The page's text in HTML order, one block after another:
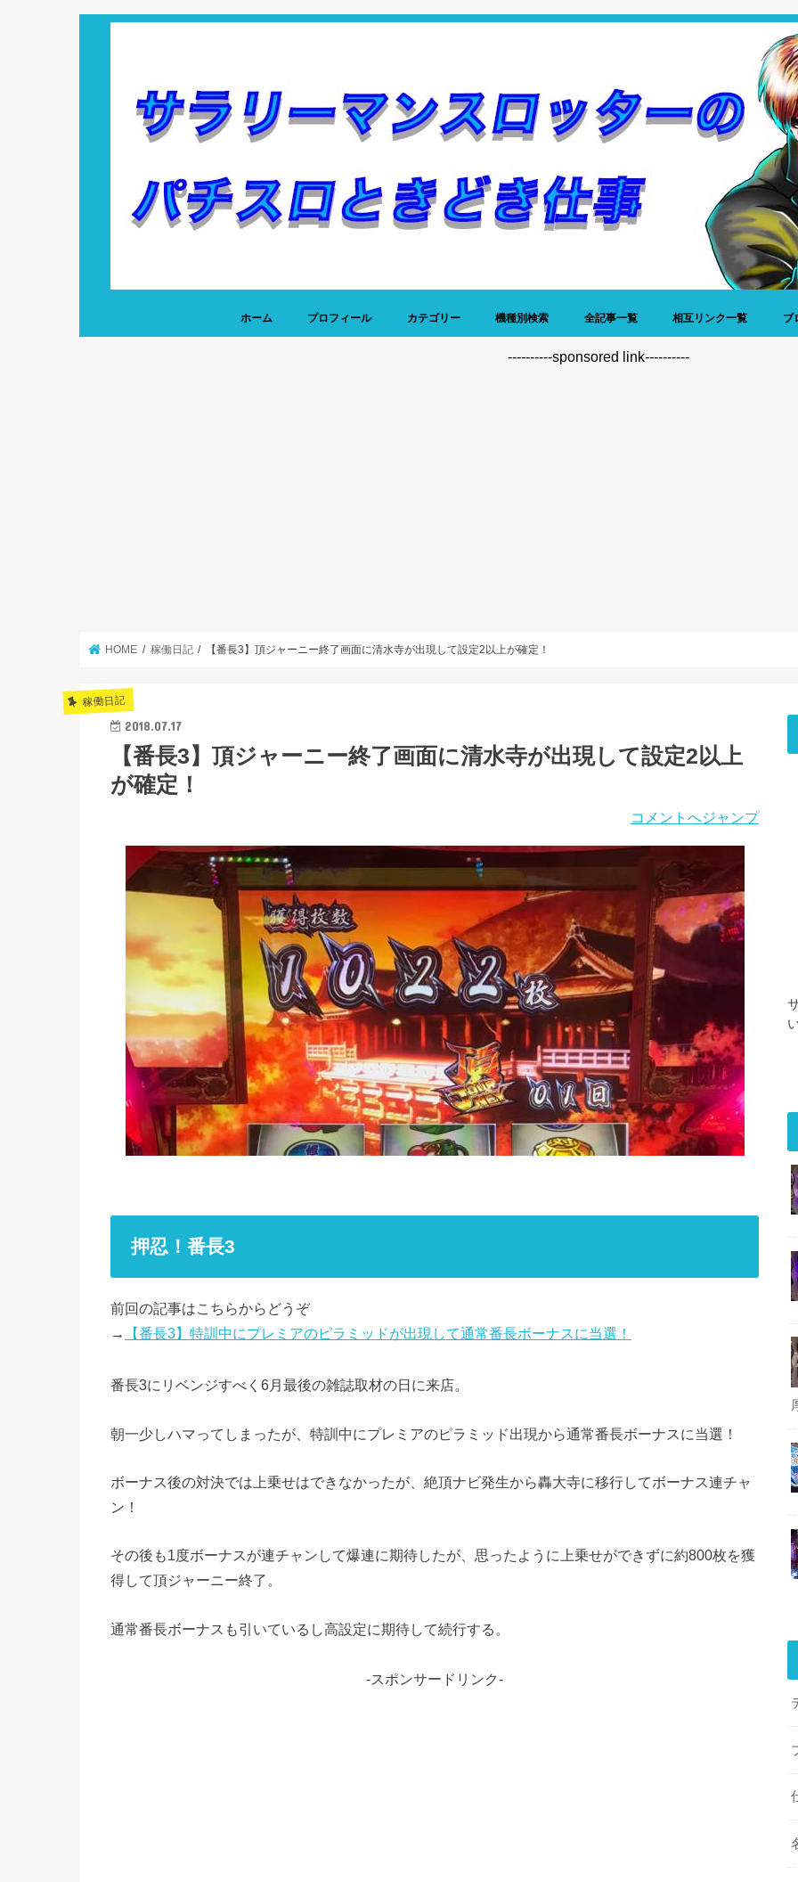
ホーム プロフィール カテゴリー 機種別検索 全記事一覧 相互リンク一覧 ブ
----------sponsored link----------
HOME 稼働日記 【番長3】頂ジャーニー終了画面に清水寺が出現して設定2以上が確定！
稼働日記
2018.07.17
【番長3】頂ジャーニー終了画面に清水寺が出現して設定2以上
が確定！
コメントへジャンプ
押忍！番長3
前回の記事はこちらからどうぞ
→
【番長3】特訓中にプレミアのピラミッドが出現して通常番長ボーナスに当選！
番長3にリベンジすべく6月最後の雑誌取材の日に来店。
朝一少しハマってしまったが、特訓中にプレミアのピラミッド出現から通常番長ボーナスに当選！
ボーナス後の対決では上乗せはできなかったが、絶頂ナビ発生から轟大寺に移行してボーナス連チャ
ン！
その後も1度ボーナスが連チャンして爆連に期待したが、思ったように上乗せができずに約800枚を獲
得して頂ジャーニー終了。
通常番長ボーナスも引いているし高設定に期待して続行する。
-スポンサードリンク-